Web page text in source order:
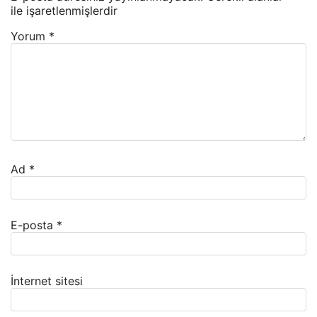
ile işaretlenmişlerdir
Yorum *
Ad *
E-posta *
İnternet sitesi